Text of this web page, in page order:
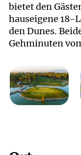
bietet den
hauseigene 18-
den Dunes.
Gehminuten